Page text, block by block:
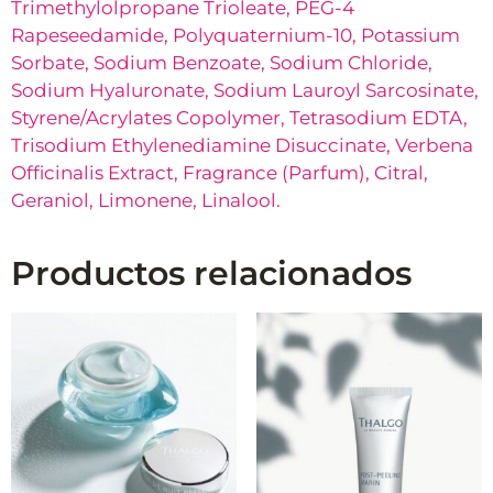
Trimethylolpropane Trioleate, PEG-4
Rapeseedamide, Polyquaternium-10, Potassium
Sorbate, Sodium Benzoate, Sodium Chloride,
Sodium Hyaluronate, Sodium Lauroyl Sarcosinate,
Styrene/Acrylates Copolymer, Tetrasodium EDTA,
Trisodium Ethylenediamine Disuccinate, Verbena
Officinalis Extract, Fragrance (Parfum), Citral,
Geraniol, Limonene, Linalool.
Productos relacionados